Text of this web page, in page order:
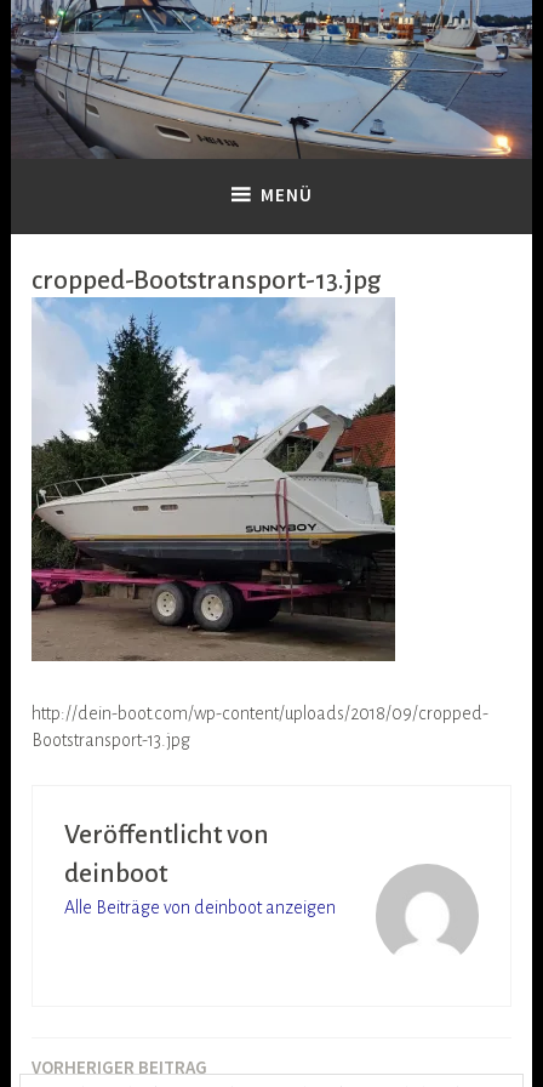
Zum
Inhalt
springen
MENÜ
cropped-Bootstransport-13.jpg
http://dein-boot.com/wp-content/uploads/2018/09/cropped-
Bootstransport-13.jpg
Veröffentlicht von
deinboot
Alle Beiträge von deinboot anzeigen
Beitragsnavigation
VORHERIGER BEITRAG